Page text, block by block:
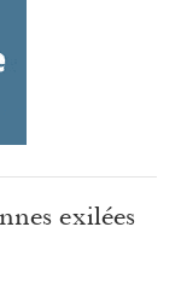
exilées